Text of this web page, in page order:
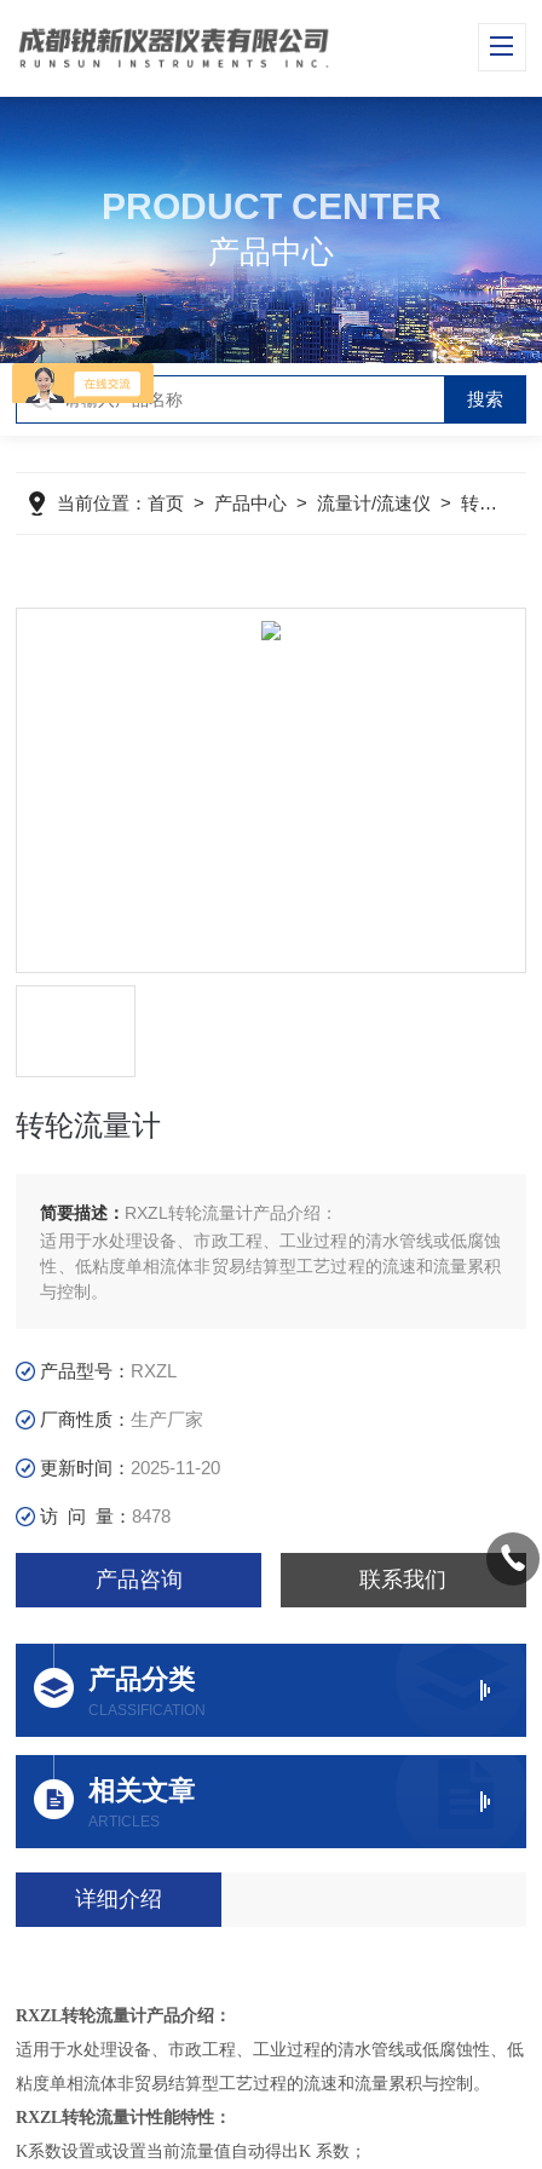
PRODUCT CENTER
产品中心
当前位置：首页 > 产品中心 >流量计/流速仪 >转轮流量计
转轮流量计
简要描述： RXZL转轮流量计产品介绍：
适用于水处理设备、市政工程、工业过程的清水管线或低腐蚀
性、低粘度单相流体非贸易结算型工艺过程的流速和流量累积
与控制。
产品型号： RXZL
厂商性质：生产厂家
更新时间： 2025-11-20
访 问 量：8478
产品咨询 联系我们
产品分类
CLASSIFICATION
相关文章
ARTICLES
详细介绍
RXZL转轮流量计产品介绍：
适用于水处理设备、市政工程、工业过程的清水管线或低腐蚀性、低
粘度单相流体非贸易结算型工艺过程的流速和流量累积与控制。
RXZL转轮流量计性能特性 ：
K系数设置或设置当前流量值自动得出K 系数；